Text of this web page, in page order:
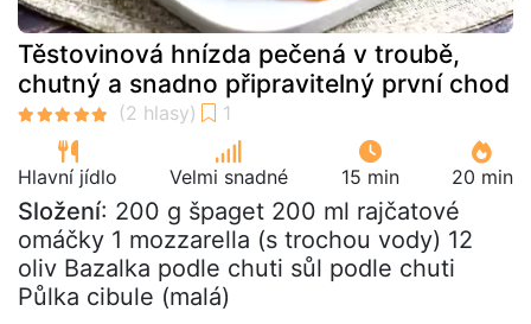
Těstovinová hnízda pečená v troubě,
chutný a snadno připravitelný první chod
Hlavní jídlo Velmi snadné 15 min 20 min
Složení: 200 g špaget 200 ml rajčatové
omáčky 1 mozzarella (s trochou vody) 12
oliv Bazalka podle chuti sůl podle chuti
Půlka cibule (malá)